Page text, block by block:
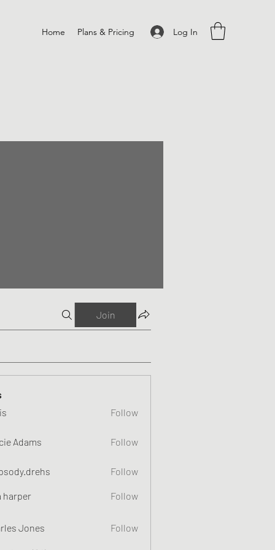
Log In
Home Plans & Pricing
Join
Follow
Adams Follow
Follow
harper Follow
Jones Follow